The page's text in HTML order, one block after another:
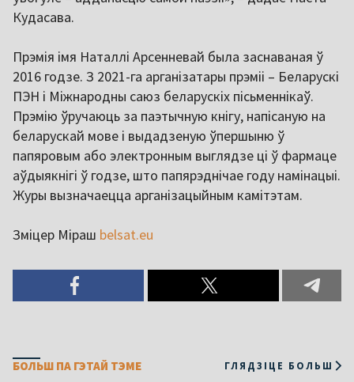
Кудасава.
Прэмія імя Наталлі Арсенневай была заснаваная ў
2016 годзе. З 2021-га арганізатары прэміі – Беларускі
ПЭН і Міжнародны саюз беларускіх пісьменнікаў.
Прэмію ўручаюць за паэтычную кнігу, напісаную на
беларускай мове і выдадзеную ўпершыню ў
папяровым або электронным выглядзе ці ў фармаце
аўдыякнігі ў годзе, што папярэднічае году намінацыі.
Журы вызначаецца арганізацыйным камітэтам.
Зміцер Міраш belsat.eu
БОЛЬШ ПА ГЭТАЙ ТЭМЕ ГЛЯДЗІЦЕ БОЛЬШ